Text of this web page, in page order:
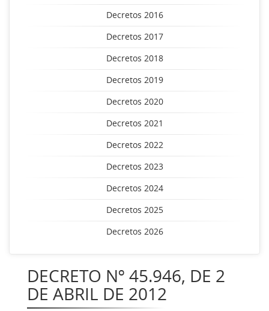
Decretos 2016
Decretos 2017
Decretos 2018
Decretos 2019
Decretos 2020
Decretos 2021
Decretos 2022
Decretos 2023
Decretos 2024
Decretos 2025
Decretos 2026
DECRETO Nº 45.946, DE 2
DE ABRIL DE 2012